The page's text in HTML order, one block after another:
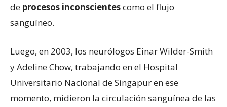
de procesos inconscientescomo el flujo
sanguíneo.
Luego, en 2003, los neurólogos Einar Wilder-Smith
y Adeline Chow, trabajando en el Hospital
Universitario Nacional de Singapur en ese
momento, midieron la circulación sanguínea de las